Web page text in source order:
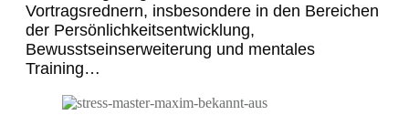
Vortragsrednern, insbesondere in den Bereichen
der Persönlichkeitsentwicklung,
Bewusstseinserweiterung und mentales
Training…